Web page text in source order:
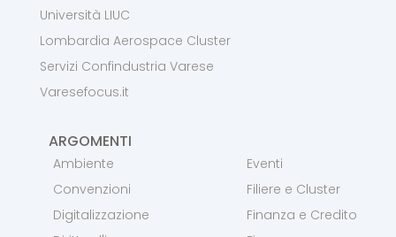
Università LIUC
Lombardia Aerospace Cluster
Servizi Confindustria Varese
Varesefocus.it
ARGOMENTI
Ambiente
Convenzioni
Digitalizzazione
Eventi
Filiere e Cluster
Finanza e Credito